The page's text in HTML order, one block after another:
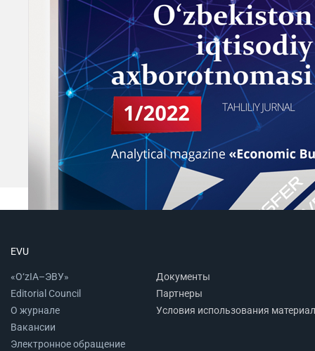
EVU
«O‘zIA–ЭВУ»
Editorial Council
О журнале
Вакансии
Электронное обращение
Документы
Партнеры
Условия использования